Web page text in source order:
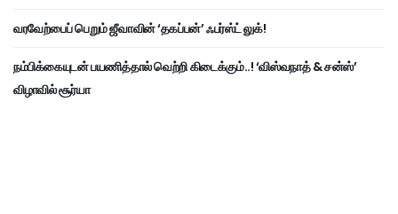
வரவேற்பைப் பெறும் ஜீவாவின் ‘தகப்பன்’ ஃபர்ஸ்ட் லுக்!
நம்பிக்கையுடன் பயணித்தால் வெற்றி கிடைக்கும்..! ‘விஸ்வநாத் & சன்ஸ்’
விழாவில் சூர்யா